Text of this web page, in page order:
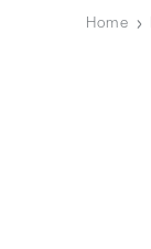
Home